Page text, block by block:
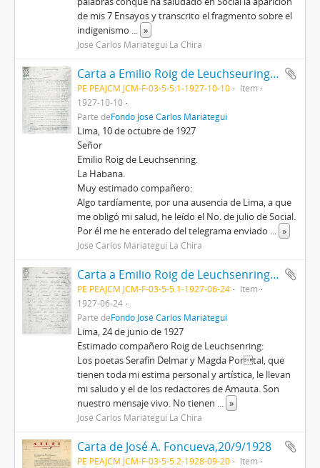
de mis 7 Ensayos y transcrito el fragmento sobre el
indigenismo ... »
José Carlos Mariátegui La Chira
Carta a Emilio Roig de Leuchseuring, 10/10/1927
PE PEAJCM JCM-F-03-5-5.1-1927-10-10
Item
1927-10-10
Parte deFondo José Carlos Mariátegui
Lima, 10 de octubre de 1927
Señor
Emilio Roig de Leuchsenring.
La Habana.
Muy estimado compañero:
Algo tardíamente, por una ausencia de Lima, a que
me obligó mi salud, he leído el No. de julio de Social.
Por él me he enterado del telegrama enviado ... »
José Carlos Mariátegui La Chira
Carta a Emilio Roig de Leuchsenring, 24/6/1927
PE PEAJCM JCM-F-03-5-5.1-1927-06-24
Item
1927-06-24
Parte deFondo José Carlos Mariátegui
Lima, 24 de junio de 1927
Estimado compañero Roig de Leuchsenring:
Los poetas Serafín Delmar y Magda Portal, que
tienen toda mi estima personal y artística, le llevan
mi saludo y el de los redactores de Amauta. Son
nuestro mensaje vivo. No tienen ... »
José Carlos Mariátegui La Chira
Carta de José A. Foncueva,20/9/1928
PE PEAJCM JCM-F-03-5-5.2-1928-09-20
Item